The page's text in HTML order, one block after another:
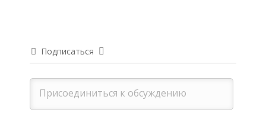
Подписаться